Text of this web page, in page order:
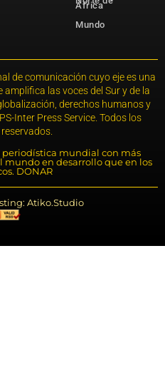
África
Mundo
de comunicación cuyo eje es una
las voces del Sur y de la
derechos humanos y
Inter Press Service. Todos los
periodística mundial con más
mundo en desarrollo que en los
DONAR
Atiko.Studio